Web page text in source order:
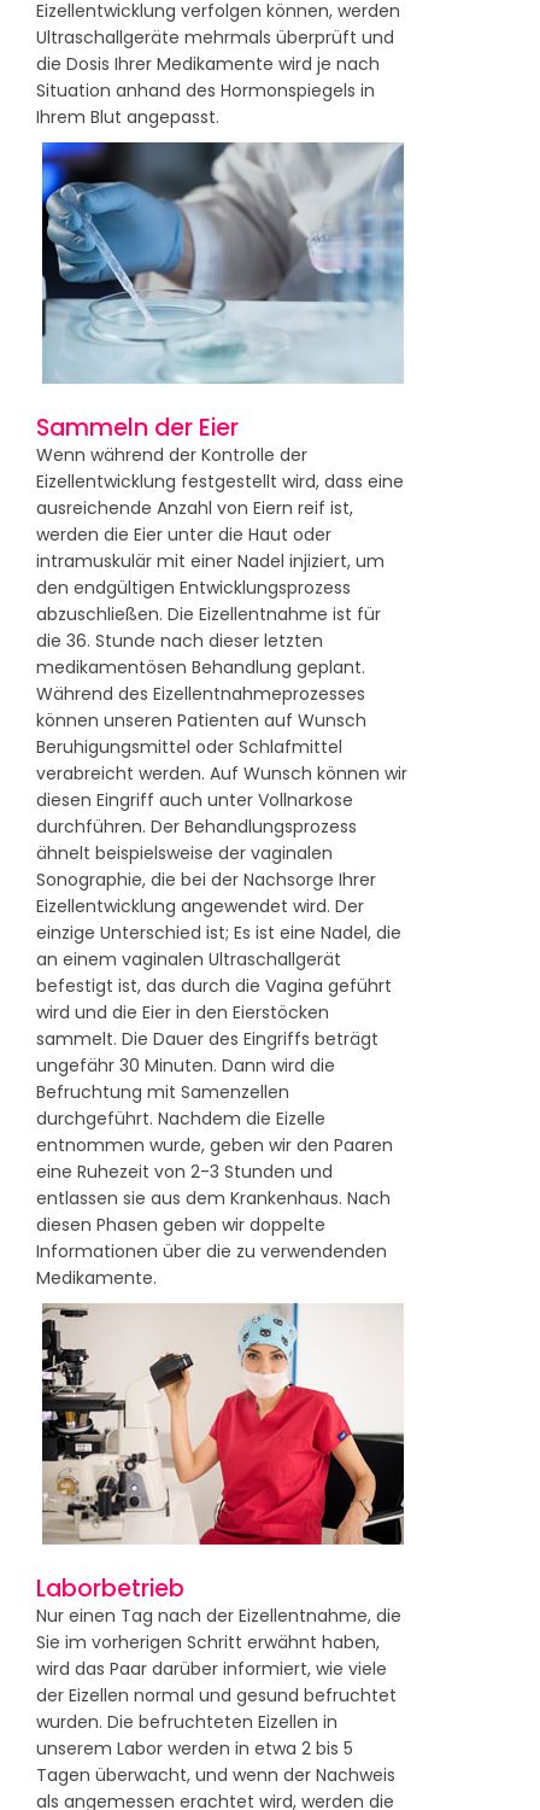
Eizellentwicklung verfolgen können, werden
Ultraschallgeräte mehrmals überprüft und
die Dosis Ihrer Medikamente wird je nach
Situation anhand des Hormonspiegels in
Ihrem Blut angepasst.
Sammeln der Eier
Wenn während der Kontrolle der
Eizellentwicklung festgestellt wird, dass eine
ausreichende Anzahl von Eiern reif ist,
werden die Eier unter die Haut oder
intramuskulär mit einer Nadel injiziert, um
den endgültigen Entwicklungsprozess
abzuschließen. Die Eizellentnahme ist für
die 36. Stunde nach dieser letzten
medikamentösen Behandlung geplant.
Während des Eizellentnahmeprozesses
können unseren Patienten auf Wunsch
Beruhigungsmittel oder Schlafmittel
verabreicht werden. Auf Wunsch können wir
diesen Eingriff auch unter Vollnarkose
durchführen. Der Behandlungsprozess
ähnelt beispielsweise der vaginalen
Sonographie, die bei der Nachsorge Ihrer
Eizellentwicklung angewendet wird. Der
einzige Unterschied ist; Es ist eine Nadel, die
an einem vaginalen Ultraschallgerät
befestigt ist, das durch die Vagina geführt
wird und die Eier in den Eierstöcken
sammelt. Die Dauer des Eingriffs beträgt
ungefähr 30 Minuten. Dann wird die
Befruchtung mit Samenzellen
durchgeführt. Nachdem die Eizelle
entnommen wurde, geben wir den Paaren
eine Ruhezeit von 2-3 Stunden und
entlassen sie aus dem Krankenhaus. Nach
diesen Phasen geben wir doppelte
Informationen über die zu verwendenden
Medikamente.
Laborbetrieb
Nur einen Tag nach der Eizellentnahme, die
Sie im vorherigen Schritt erwähnt haben,
wird das Paar darüber informiert, wie viele
der Eizellen normal und gesund befruchtet
wurden. Die befruchteten Eizellen in
unserem Labor werden in etwa 2 bis 5
Tagen überwacht, und wenn der Nachweis
als angemessen erachtet wird, werden die